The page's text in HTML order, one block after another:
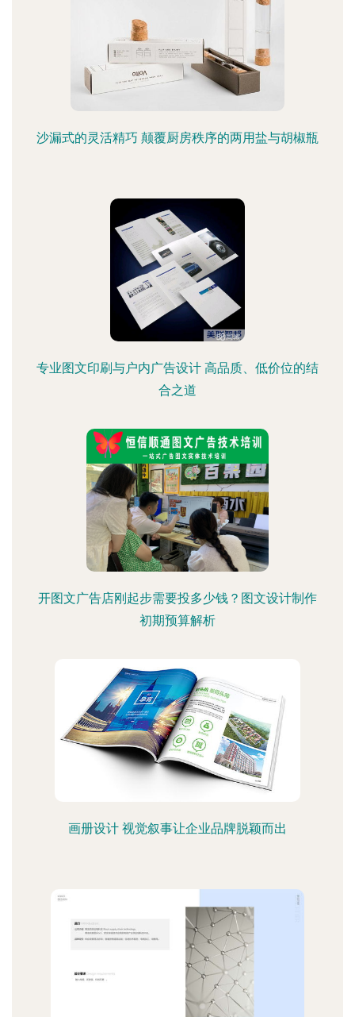
沙漏式的灵活精巧 颠覆厨房秩序的两用盐与胡椒瓶
专业图文印刷与户内广告设计 高品质、低价位的结
合之道
开图文广告店刚起步需要投多少钱？图文设计制作
初期预算解析
画册设计 视觉叙事让企业品牌脱颖而出